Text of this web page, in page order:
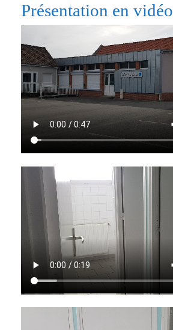
Présentation en vidéo